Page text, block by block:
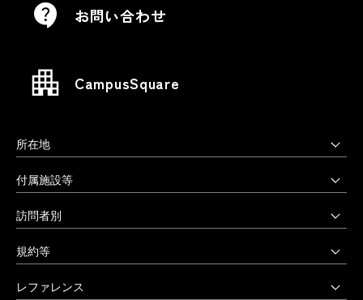
お問い合わせ
CampusSquare
所在地
上野毛キャンパス
〒158-8558 東京都世田谷区上野毛3-15-34
03-3702-1141（代）
八王子キャンパス
付属施設等
多摩美術大学図書館
多摩美術大学美術館
アートテーク
アートアーカイヴセンター
訪問者別
受験生の方へ
受験上の配慮をご希望の方へ
在学生の方へ
規約等
公益通報窓口
レファレンス